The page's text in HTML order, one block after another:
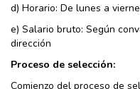
d) Horario: De lunes a
e) Salario bruto: Según
dirección
Proceso de selección:
Comienzo del proceso de